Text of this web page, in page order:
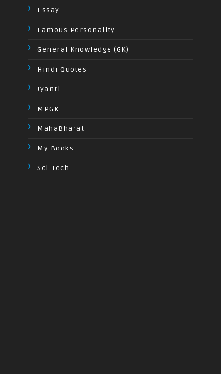
Essay
Famous Personality
General Knowledge (GK)
Hindi Quotes
Jyanti
MPGK
MahaBharat
My Books
Sci-Tech